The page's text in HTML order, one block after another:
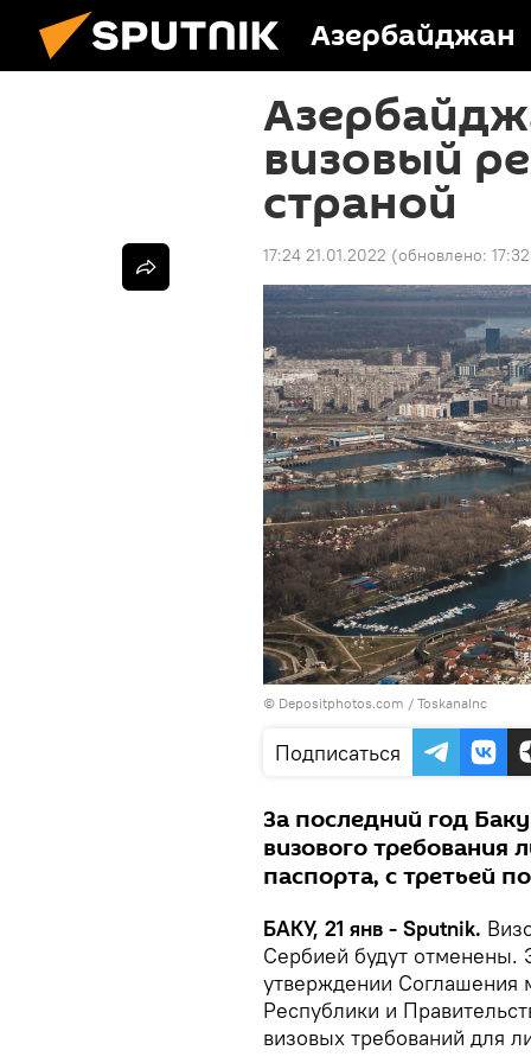
Азербайджан
визовый
страной
17:24 21.01.2022 (обновлено:
© Depositphotos.com / ToskanaInc
Подписаться
За последний год
визового
паспорта, с третьей
БАКУ, 21 янв - Sputnik.
Сербией будут отменены.
утверждении Соглашения
Республики и
визовых требований для